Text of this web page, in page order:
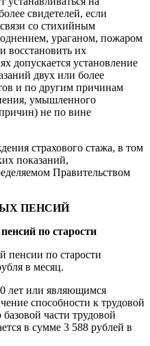
свидетелей, если
со стихийным
ураганом, пожаром
их
допускается установление
двух или более
и по другим причинам
умышленного
не по вине
страхового стажа, в том
показаний,
Правительством
ПЕНСИЙ
по старости
пенсии по старости
в месяц.
лет или являющимся
способности к трудовой
части трудовой
в сумме 3 588 рублей в